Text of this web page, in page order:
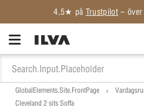
4,5★ på Trustpilot –
GlobalElements.Site.FrontPage
Cleveland 2 sits Soffa